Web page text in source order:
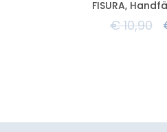
FISURA,
€10,90